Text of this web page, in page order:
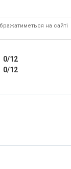
на сайті
0/12
0/12